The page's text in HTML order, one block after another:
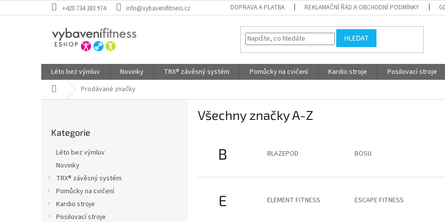
na
+420 734 383 974 info@vybavenifitness.cz DOPRAVA A PLATBA REKLAMAČNÍ ŘÁD A OBCHODNÍ PODMÍNKY
HLEDAT
Léto bez výmluv Novinky TRX® závěsný systém Pomůcky na cvičení Kardio stroje Posilovací stroje
Domů Prodávané značky
kategorie
Kategorie
Léto bez výmluv
Novinky
TRX® závěsný systém
Pomůcky na cvičení
Kardio stroje
Posilovací stroje
Všechny značky A-Z
B BLAZEPOD BOSU
E ELEMENT FITNESS ESCAPE FITNESS